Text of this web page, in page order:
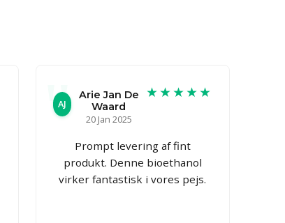
AJ
Arie Jan De
Waard
20 Jan 2025
★★★★★
Prompt levering af fint
produkt. Denne bioethanol
virker fantastisk i vores pejs.